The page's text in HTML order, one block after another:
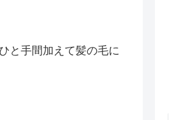
と手間加えて髪の毛に